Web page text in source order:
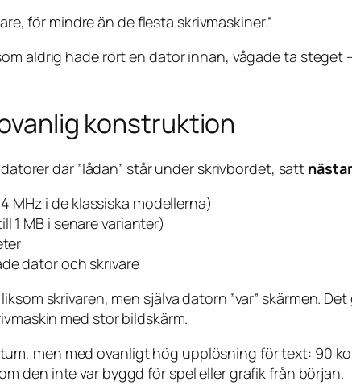
för mindre än de flesta skrivmaskiner.”
aldrig hade rört en dator innan, vågade ta
konstruktion
där ”lådan” står under skrivbordet, satt
MHz i de klassiska modellerna)
1 MB i senare varianter)
dator och skrivare
skrivaren, men själva datorn ”var” skärmen.
med stor bildskärm.
tum, men med ovanligt hög upplösning för text: 90
den inte var byggd för spel eller grafik från början.